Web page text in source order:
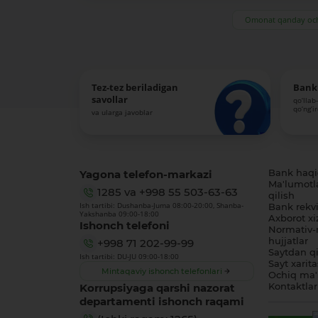
Omonat qanday
Tez-tez beriladigan
savollar
va ularga javoblar
Yagona telefon-markazi
1285 va +998 55 503-63-63
Ish tartibi: Dushanba-Juma 08:00-20:00, Shanba-
Yakshanba 09:00-18:00
Ishonch telefoni
+998 71 202-99-99
Ish tartibi: DU-JU 09:00-18:00
Mintaqaviy ishonch telefonlari
Korrupsiyaga qarshi nazorat
departamenti ishonch raqami
Bank
qilish
Bank
Axborot
Normativ-
hujjatlar
Saytdan
Sayt
Ochiq
Kontaktlar